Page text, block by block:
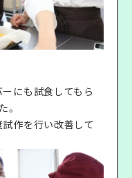
にも試食してもら
。
作を行い改善して